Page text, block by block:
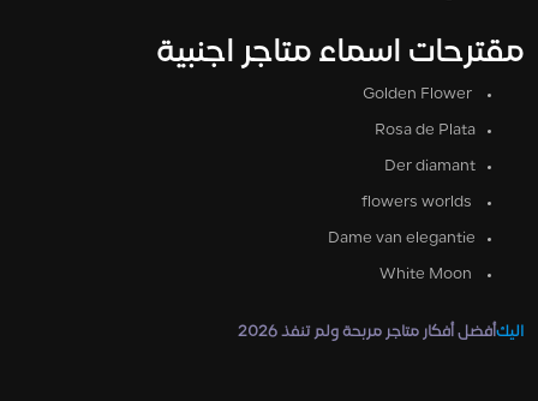
مقترحات اسماء متاجر اجنبية
Rosa de Plata
Der diamant
Dame van elegantie
اليك أفضل أفكار متاجر مربحة ولم تنفذ 2026